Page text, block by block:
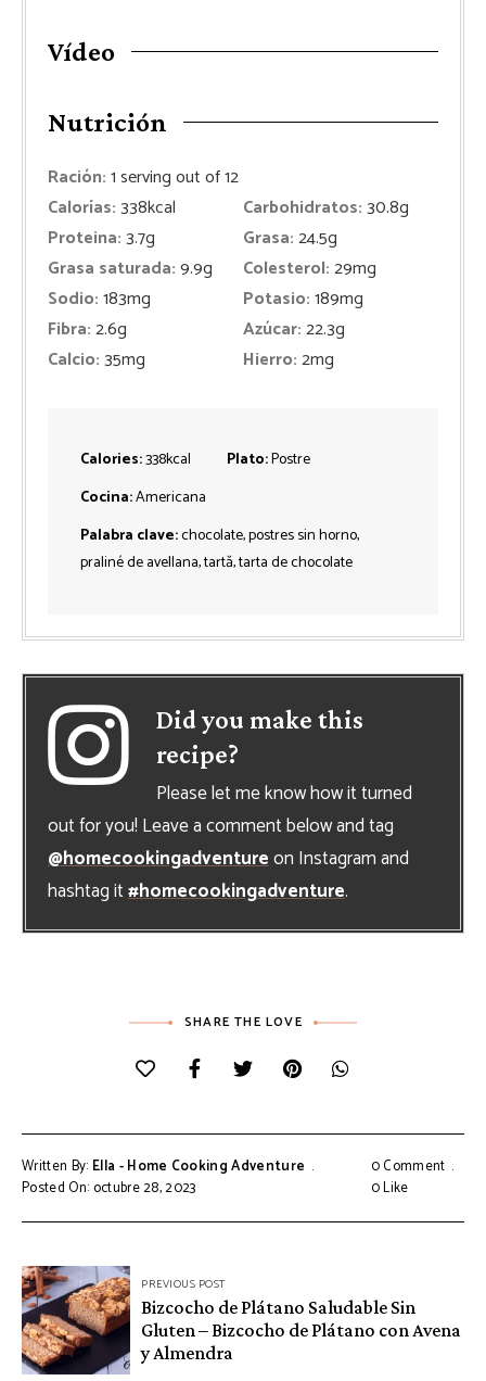
Vídeo
Nutrición
Ración:1serving out of 12
Calorías:338kcal Carbohidratos:30.8g
Proteina:3.7g Grasa:24.5g
Grasa saturada:9.9g Colesterol:29mg
Sodio:183mg Potasio:189mg
Fibra:2.6g Azúcar:22.3g
Calcio:35mg Hierro:2mg
Calories:338kcal Plato:Postre
Cocina:Americana
Palabra clave:chocolate, postres sin horno,
praliné de avellana, tartă, tarta de chocolate
Did you make this
recipe?
Please let me know how it turned
out for you! Leave a comment below and tag
@homecookingadventureon Instagram and
hashtag it#homecookingadventure.
SHARE THE LOVE
Written By: Ella - Home Cooking Adventure
Posted On: octubre 28, 2023
0 Comment
0Like
Navegación
de
entradas
PREVIOUS POST
Bizcocho de Plátano Saludable Sin
Gluten – Bizcocho de Plátano con Avena
y Almendra